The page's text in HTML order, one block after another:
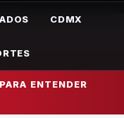
CDMX
ENTENDER